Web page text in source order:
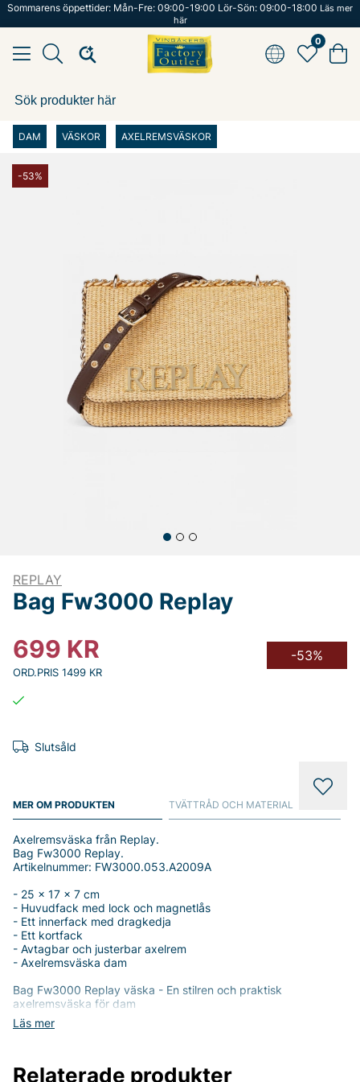
Sommarens öppettider: Mån-Fre: 09:00-19:00 Lör-Sön: 09:00-18:00 Läs mer
här
0
DAM VÄSKOR AXELREMSVÄSKOR
-53%
REPLAY
Bag Fw3000 Replay
699 KR
ORD.PRIS 1499 KR
-53%
Slutsåld
MER OM PRODUKTEN
Läs mer
Axelremsväska från Replay.
Bag Fw3000 Replay.
Artikelnummer: FW3000.053.A2009A
- 25 x 17 x 7 cm
- Huvudfack med lock och magnetlås
- Ett innerfack med dragkedja
- Ett kortfack
- Avtagbar och justerbar axelrem
- Axelremsväska dam
Bag Fw3000 Replay väska - En stilren och praktisk
axelremsväska för dam
Upptäck den eleganta och funktionella Bag Fw3000 Replay
vardagliga äventyr och speciella tillfällen.
TVÄTTRÅD OCH MATERIAL
Relaterade produkter